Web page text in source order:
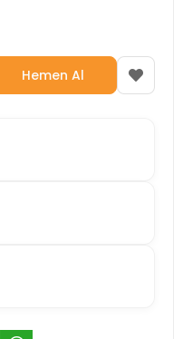
Hemen Al